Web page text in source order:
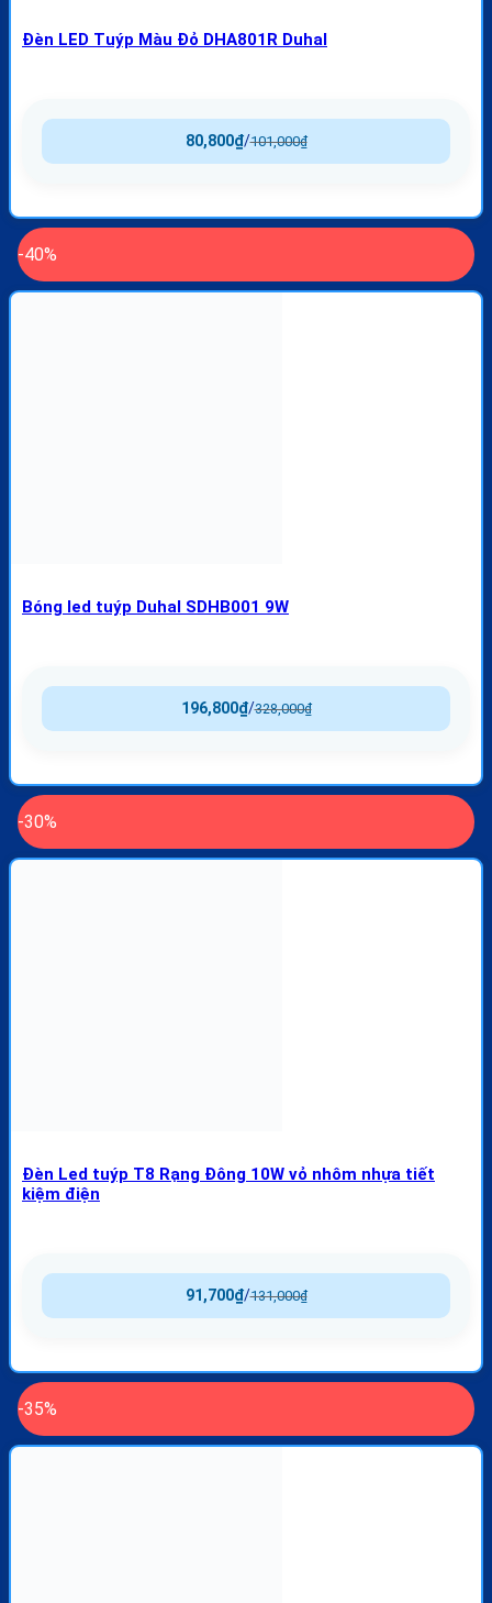
Đèn LED Tuýp Màu Đỏ DHA801R Duhal
101,000₫
/
80,800₫
-40%
Bóng led tuýp Duhal SDHB001 9W
328,000₫
/
196,800₫
-30%
Đèn Led tuýp T8 Rạng Đông 10W vỏ nhôm nhựa tiết
kiệm điện
131,000₫
/
91,700₫
-35%